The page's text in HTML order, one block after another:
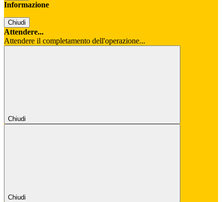
Informazione
Chiudi
Attendere...
Attendere il completamento dell'operazione...
Chiudi
Chiudi